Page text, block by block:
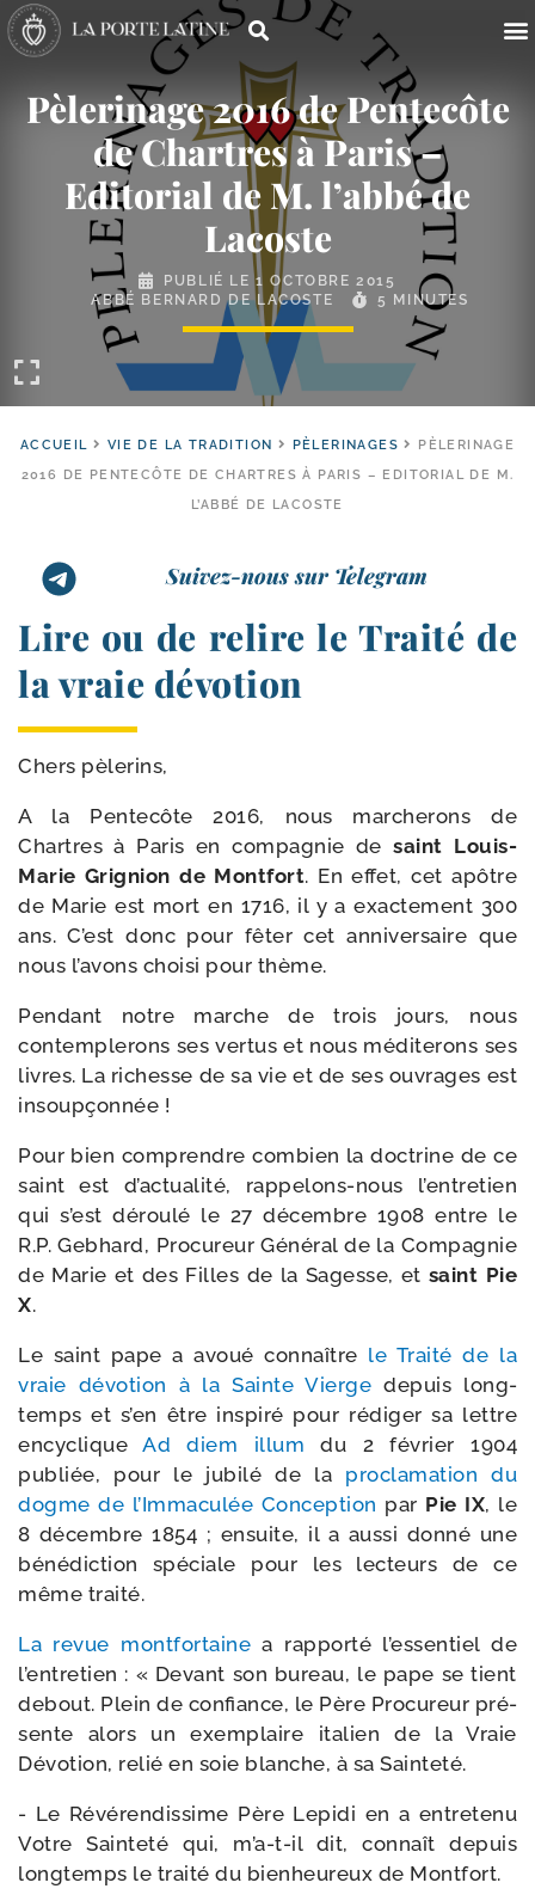
Pèlerinage 2016 de Pentecôte
de Chartres à Paris –
Editorial de M. l’abbé de
Lacoste
PUBLIÉ LE1 OCTOBRE 2015
ABBÉ BERNARD DE LACOSTE
5 MINUTES
ACCUEIL VIE DE LA TRADITION PÈLERINAGES
PÈLERINAGE
2016 DE PENTECÔTE DE CHARTRES À PARIS – EDITORIAL DE M.
L’ABBÉ DE LACOSTE
Suivez-nous sur Telegram
Lire ou de relire le Traité de
la vraie dévotion
Chers pèle­rins,
A la Pentecôte 2016, nous mar­che­rons de
Chartres à Paris en com­pa­gnie desaint Louis-​
Marie Grignion de Montfort. En effet, cet apôtre
de Marie est mort en 1716, il y a exac­te­ment 300
ans. C’est donc pour fêter cet anni­ver­saire que
nous l’a­vons choi­si pour thème.
Pendant notre marche de trois jours, nous
contem­ple­rons ses ver­tus et nous médi­te­rons ses
livres. La richesse de sa vie et de ses ouvrages est
insoupçonnée !
Pour bien com­prendre com­bien la doc­trine de ce
saint est d’ac­tua­li­té, rappelons-​nous l’en­tre­tien
qui s’est dérou­lé le 27 décembre 1908 entre le
R.P. Gebhard, Procureur Général de la Compagnie
de Marie et des Filles de la Sagesse, et saint Pie
X.
Le saint pape a avoué connaître le Traité de la
vraie dévo­tion à la Sainte Vierge depuis long­
temps et s’en être ins­pi­ré pour rédi­ger sa lettre
ency­cliqueAd diem illum du 2 février 1904
publiée, pour le jubi­lé de la pro­cla­ma­tion du
dogme de l’Immaculée Conception par Pie IX, le
8 décembre 1854 ; ensuite, il a aus­si don­né une
béné­dic­tion spé­ciale pour les lec­teurs de ce
même traité.
La revue mont­for­taine a rap­por­té l’es­sen­tiel de
l’en­tre­tien : « Devant son bureau, le pape se tient
debout. Plein de confiance, le Père Procureur pré­
sente alors un exem­plaire ita­lien de la Vraie
Dévotion, relié en soie blanche, à sa Sainteté.
- Le Révérendissime Père Lepidi en a entre­te­nu
Votre Sainteté qui, m’a-​t-​il dit, connaît depuis
long­temps le trai­té du bien­heu­reux de Montfort.